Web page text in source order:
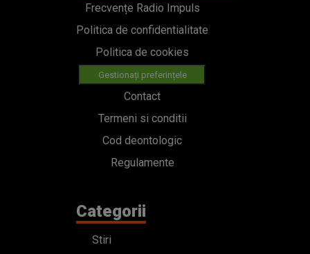
Frecvențe Radio Impuls
Politica de confidentialitate
Politica de cookies
Gestionați preferințele
Contact
Termeni si conditii
Cod deontologic
Regulamente
Categorii
Stiri